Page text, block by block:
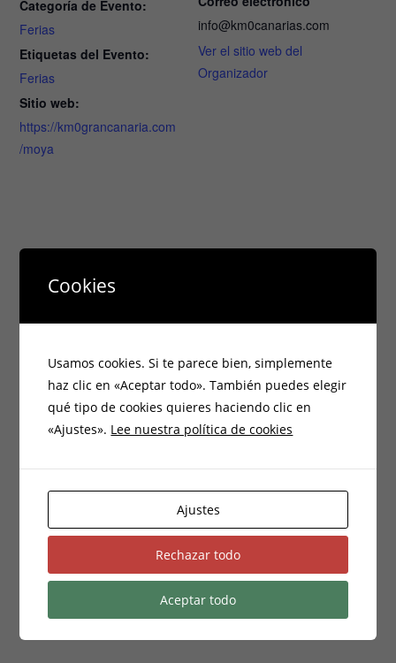
Categoría de Evento:
Ferias
Etiquetas del Evento:
Ferias
Sitio web:
https://km0grancanaria.com
/moya
info@km0canarias.com
Ver el sitio web del
Organizador
RECINTO
Parque pico Lomito, moya
Calle Juan Delgado 6
España + Google Map
Curso en San Lorenzo – Iniciación
Curso en Jacomar – Iniciación a
la Agricultura Sintrópica
Cookies
Usamos cookies. Si te parece bien, simplemente
haz clic en «Aceptar todo». También puedes elegir
qué tipo de cookies quieres haciendo clic en
«Ajustes». Lee nuestra política de cookies
Ajustes
Rechazar todo
Aceptar todo